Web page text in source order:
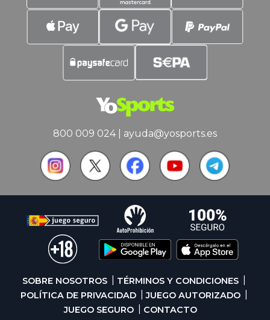
800 009 024| ayuda@yosports.es
SOBRE NOSOTROS
TÉRMINOS Y CONDICIONES
POLÍTICA DE PRIVACIDAD
JUEGO AUTORIZADO
JUEGO SEGURO
CONTACTO